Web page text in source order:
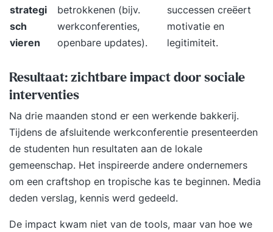
strategi
sch
vieren
betrokkenen (bijv.
werkconferenties,
openbare updates).
successen creëert
motivatie en
legitimiteit.
Resultaat: zichtbare impact door sociale
interventies
Na drie maanden stond er een werkende bakkerij.
Tijdens de afsluitende werkconferentie presenteerden
de studenten hun resultaten aan de lokale
gemeenschap. Het inspireerde andere ondernemers
om een craftshop en tropische kas te beginnen. Media
deden verslag, kennis werd gedeeld.
De impact kwam niet van de tools, maar van hoe we